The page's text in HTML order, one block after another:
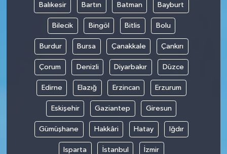
Balıkesir Bartın Batman Bayburt
Bilecik Bingöl Bitlis Bolu
Burdur Bursa Çanakkale Çankırı
Çorum Denizli Diyarbakır Düzce
Edirne Elazığ Erzincan Erzurum
Eskişehir Gaziantep Giresun
Gümüşhane Hakkâri Hatay Iğdır
Isparta İstanbul İzmir